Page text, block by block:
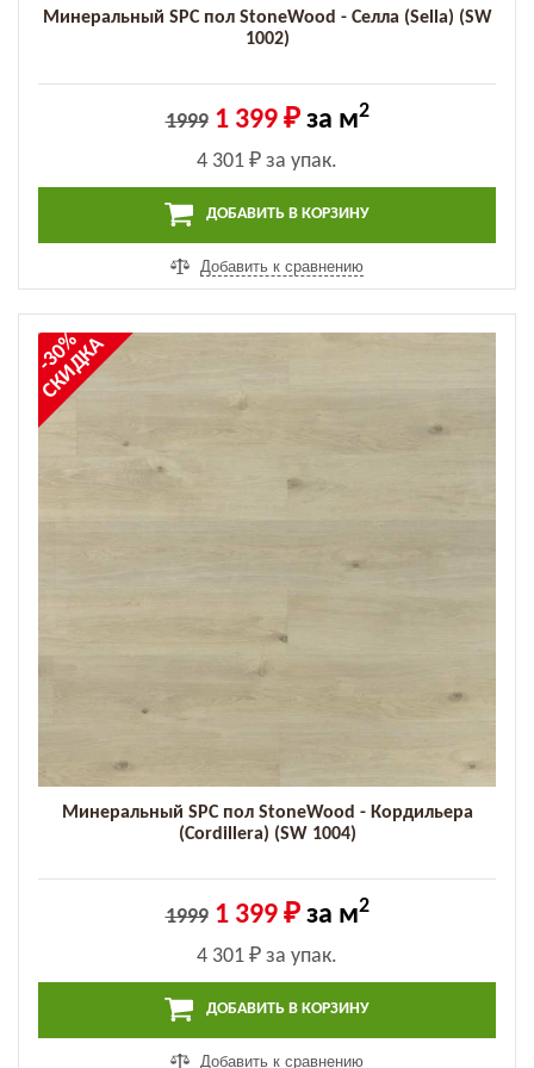
Минеральный SPC пол StoneWood - Селла (Sella) (SW
1002)
1999 1 399 ₽за м2
4 301 ₽ за упак.
ДОБАВИТЬ В КОРЗИНУ
Добавить к сравнению
-30%
СКИДКА
Минеральный SPC пол StoneWood - Кордильера
(Cordillera) (SW 1004)
1999 1 399 ₽за м2
4 301 ₽ за упак.
ДОБАВИТЬ В КОРЗИНУ
Добавить к сравнению